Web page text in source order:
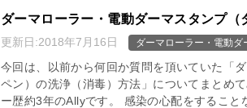
ダーマローラー・電動ダーマスタンプ
更新日:2018年7月16日 ダーマローラー・電動ダ
今回は、以前から何回か質問を頂いていた「
ペン）の洗浄（消毒）方法」についてまとめ
ー歴約3年のAllyです。 感染の心配をするこ